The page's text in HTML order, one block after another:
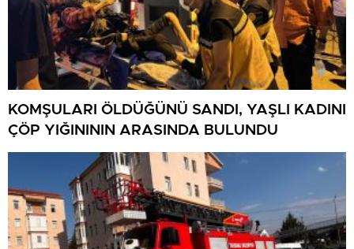
KOMŞULARI ÖLDÜĞÜNÜ SANDI, YAŞLI KADINI
ÇÖP YIĞINININ ARASINDA BULUNDU